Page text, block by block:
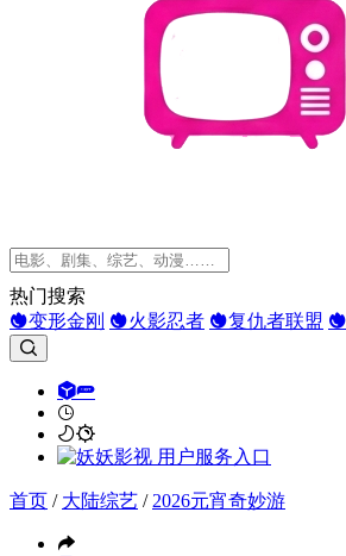
热门搜索
变形金刚
火影忍者 复仇者联盟
首页 / 大陆综艺 / 2026元宵奇妙游